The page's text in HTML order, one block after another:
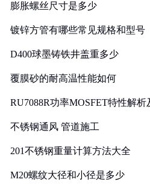
膨胀螺丝尺寸是多少
镀锌方管有哪些常见规格和型号
D400球墨铸铁井盖重多少
覆膜砂的耐高温性能如何
RU7088R功率MOSFET特性解
不锈钢通风 管道施工
201不锈钢重量计算方法大全
M20螺纹大径和小径是多少